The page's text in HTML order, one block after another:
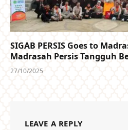
SIGAB PERSIS Goes to
Madrasah Persis Tangguh
27/10/2025
LEAVE A REPLY